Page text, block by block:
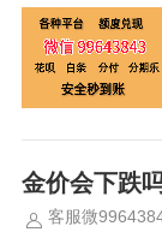
金价会下跌
客服微